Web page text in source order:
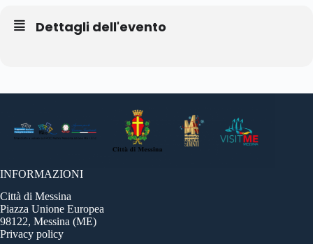
Dettagli dell'evento
INFORMAZIONI
Città di Messina
Piazza Unione Europea
98122, Messina (ME)
Privacy policy